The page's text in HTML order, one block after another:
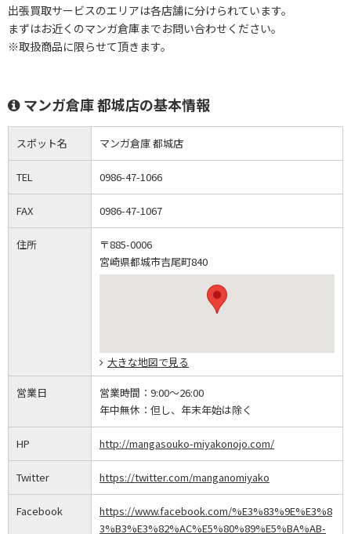
出張買取サービスのエリアは各店舗に分けられています。
まずはお近くのマンガ倉庫までお問い合わせください。
※取扱商品に限らせて頂きます。
マンガ倉庫 都城店の基本情報
スポット名 マンガ倉庫 都城店
TEL 0986-47-1066
FAX 0986-47-1067
住所
〒885-0006
宮崎県都城市吉尾町840
大きな地図で見る
営業日 営業時間： 9:00～26:00
年中無休： 但し、年末年始は除く
HP http://mangasouko-miyakonojo.com/
Twitter https://twitter.com/manganomiyako
Facebook
https://www.facebook.com/%E3%83%9E%E3%8
3%B3%E3%82%AC%E5%80%89%E5%BA%AB-